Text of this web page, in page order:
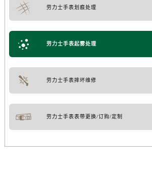
劳力士手表划痕处理
劳力士手表起雾处理
劳力士手表摔坏维修
劳力士手表表带更换/订购/定制